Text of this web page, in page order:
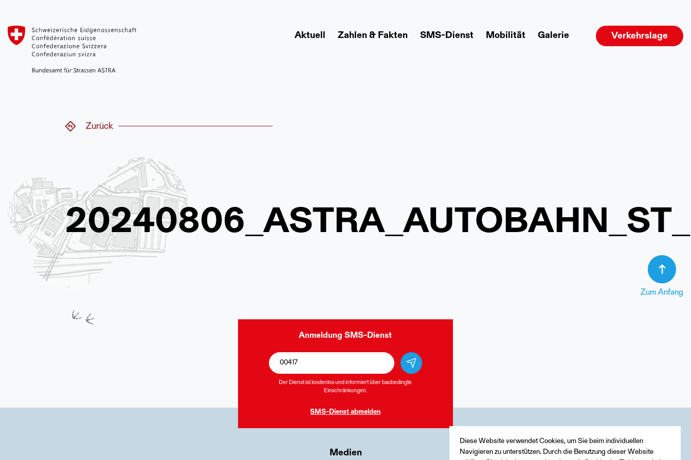
Aktuell Zahlen & Fakten SMS-Dienst Mobilität Galerie Verkehrslage
Zurück
Zum Anfang
Anmeldung SMS-Dienst
Der Dienst ist kostenlos und informiert über baubedingte
Einschränkungen.
SMS-Dienstabmelden
Medien
Diese Website verwendet Cookies, um Sie beim individuellen
Navigieren zu unterstützen. Durch die Benutzung dieser Website